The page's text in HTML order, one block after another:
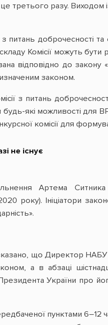
третього разу. Виходом
доброчесності
Комісії можуть
відповідно до закону
законом.
з питань
які можливості для
комісії для
не існує
Артема
Ініціатори
що Директор НАБУ
а в абзаці
України про
пунктами 6–12